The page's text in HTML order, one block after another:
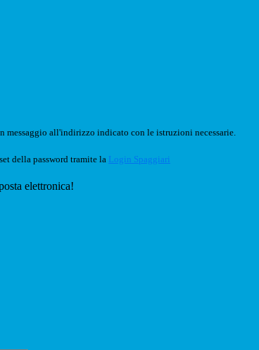
messaggio all'indirizzo indicato con le istruzioni necessarie.
della password tramite la Login Spaggiari
elettronica!